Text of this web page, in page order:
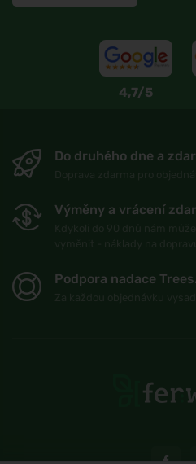
4,7/5
Do druhého dne a
Výměny a vrácení
Podpora nadace